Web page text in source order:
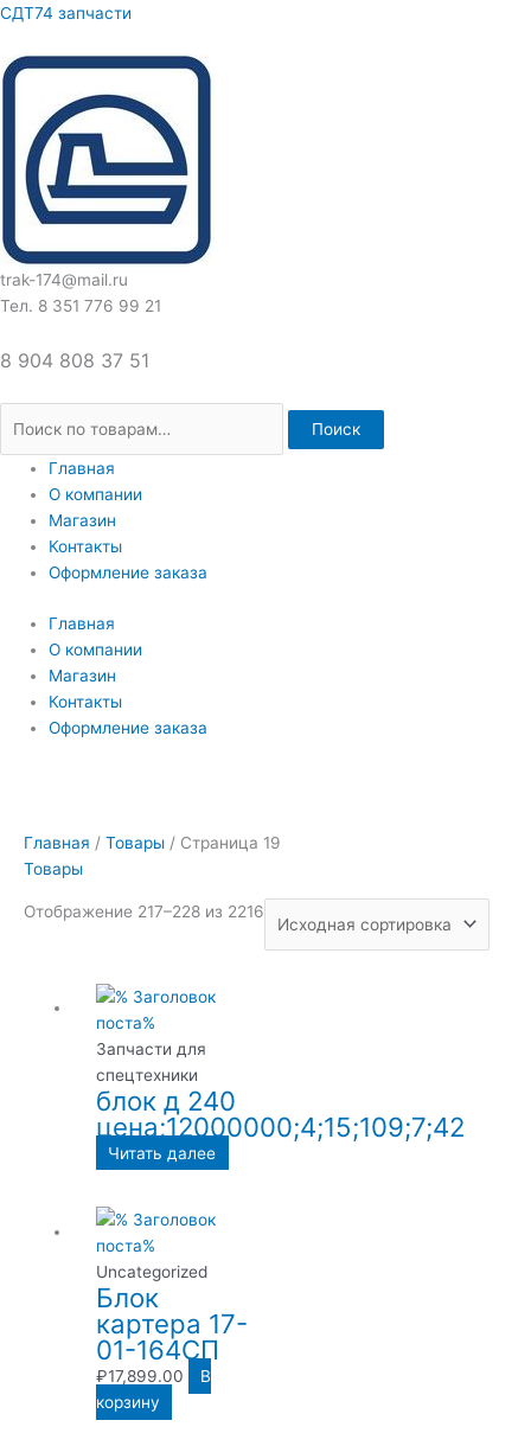
Перейти
содержимому
СДТ74 запчасти
trak-174@mail.ru
Тел. 8 351 776 99 21
8 904 808 37 51
Искать:
Поиск
Главная
О компании
Магазин
Контакты
Оформление заказа
Главная
О компании
Магазин
Контакты
Оформление заказа
Главная / Товары / Страница 19
Товары
Отображение 217–228 из 2216
Запчасти для
спецтехники
блок д 240
цена;12000000;4;15;109;7;42
Читать далее
Uncategorized
Блок
картера 17-
01-164СП
₽17,899.00
В
корзину